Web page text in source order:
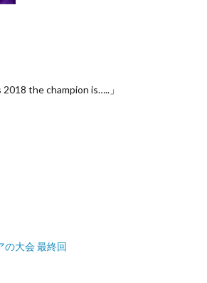
the champion is…..」
の大会 最終回